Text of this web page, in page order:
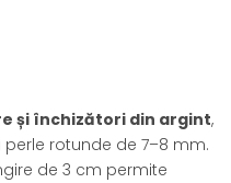
și închizători din argint,
rotunde de 7–8 mm.
de 3 cm permite